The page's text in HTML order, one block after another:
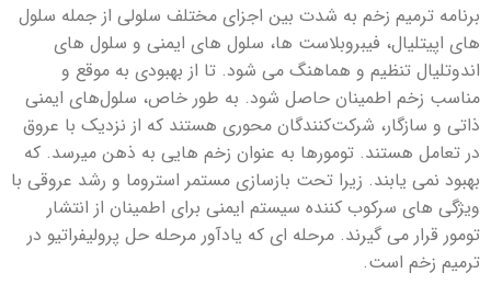
برنامه ترمیم زخم به شدت بین اجزای مختلف سلولی از جمله سلول
های اپیتلیال، فیبروبلاست ها، سلول های ایمنی و سلول های
اندوتلیال تنظیم و هماهنگ می شود. تا از بهبودی به موقع و
مناسب زخم اطمینان حاصل شود. به طور خاص، سلول‌های ایمنی
ذاتی و سازگار، شرکت‌کنندگان محوری هستند که از نزدیک با عروق
در تعامل هستند. تومورها به عنوان زخم هایی به ذهن میرسد. که
بهبود نمی یابند. زیرا تحت بازسازی مستمر استروما و رشد عروقی با
ویژگی های سرکوب کننده سیستم ایمنی برای اطمینان از انتشار
تومور قرار می گیرند. مرحله ای که یادآور مرحله حل پرولیفراتیو در
ترمیم زخم است.